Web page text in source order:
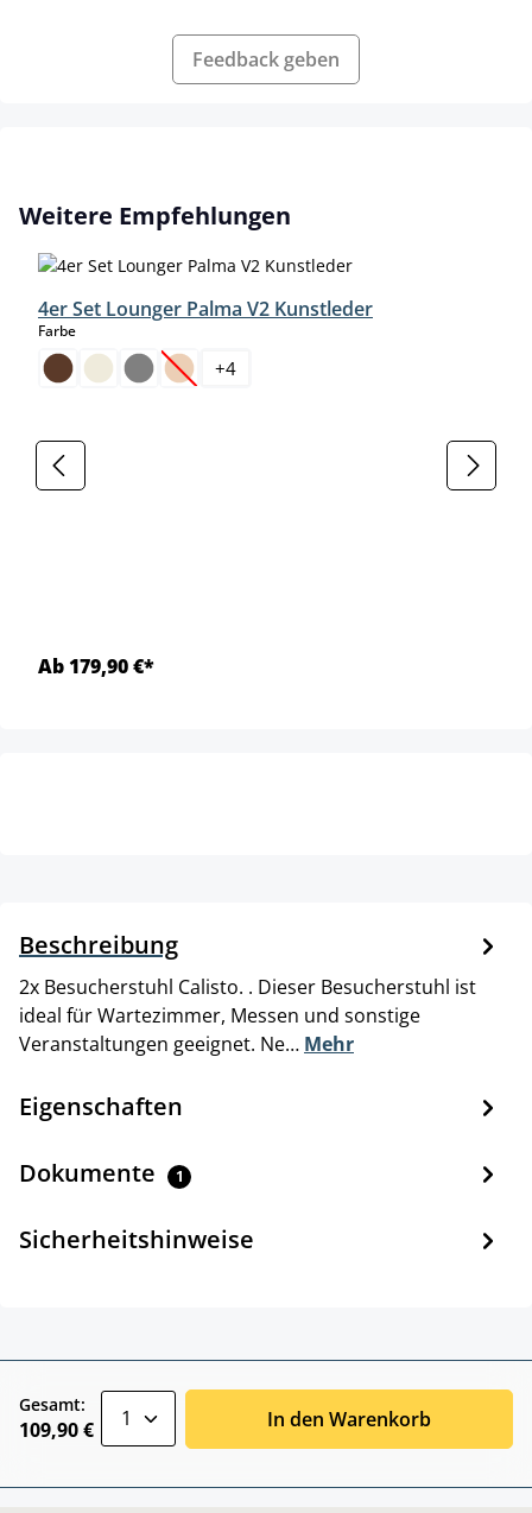
Feedback geben
Produktgalerie überspringen
Weitere Empfehlungen
4er Set Lounger Palma V2 Kunstleder
Farbeauswählen
(Diese Option ist zurzeit nicht verfügbar.)
+4
Ab 179,90 €*
Beschreibung
2x Besucherstuhl Calisto. . Dieser Besucherstuhl ist
ideal für Wartezimmer, Messen und sonstige
Veranstaltungen geeignet. Ne… Mehr
Eigenschaften
Dokumente 1
Sicherheitshinweise
Gesamt:
109,90 € In den Warenkorb